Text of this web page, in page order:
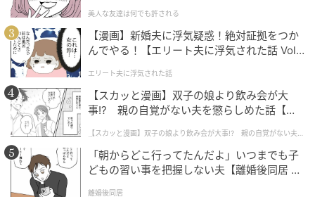
つまり恋愛は、『本能＋感情＋意味づけ』が合わさっ
た、非常に人間的な行為なのです。
でも実は、人間も「本能」で選んでいる
ここで面白いのは、人間も完全に感情だけで選んでい
るわけではないということです。
例えば、
・清潔感がある人に惹かれる
・健康的な見た目に安心する
・似た価値観の人に惹かれる
美人な友達は何でも許される
【漫画】新婚夫に浮気疑惑！絶対証拠をつか
んでやる！【エリート夫に浮気された話 Vol.
エリート夫に浮気された話
【スカッと漫画】双子の娘より飲み会が大
事!? 親の自覚がない夫を懲らしめた話【第1
【スカッと漫画】双子の娘より飲み会が大事!? 親の自覚がない夫を
懲らしめた話
「朝からどこ行ってたんだよ」いつまでも子
どもの習い事を把握しない夫【離婚後同居 Vo
離婚後同居